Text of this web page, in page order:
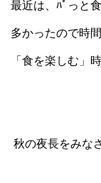
最近は、ﾊﾟっと
多かったので時
「食を楽しむ」
秋の夜長をみな